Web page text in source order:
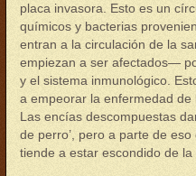
placa invasora. Esto es un
químicos y bacterias
entran a la circulación de la
empiezan a ser afectados—
y el sistema inmunológico.
a empeorar la enfermedad de
Las encías descompuestas
de perro’, pero a parte de
tiende a estar escondido de la